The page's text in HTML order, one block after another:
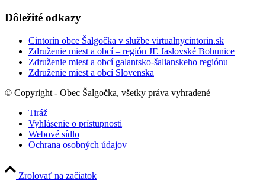
Dôležité odkazy
Cintorín obce Šalgočka v službe virtualnycintorin.sk
Združenie miest a obcí – región JE Jaslovské Bohunice
Združenie miest a obcí galantsko-šalianskeho regiónu
Združenie miest a obcí Slovenska
© Copyright - Obec Šalgočka, všetky práva vyhradené
Tiráž
Vyhlásenie o prístupnosti
Webové sídlo
Ochrana osobných údajov
Zrolovať na začiatok